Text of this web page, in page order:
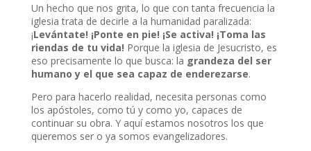
Un hecho que nos grita, lo que con tanta frecuencia la
iglesia trata de decirle a la humanidad paralizada:
¡Levántate! ¡Ponte en pie! ¡Se activa! ¡Toma las
riendas de tu vida! Porque la iglesia de Jesucristo, es
eso precisamente lo que busca: la grandeza del ser
humano y el que sea capaz de enderezarse.
Pero para hacerlo realidad, necesita personas como
los apóstoles, como tú y como yo, capaces de
continuar su obra. Y aquí estamos nosotros los que
queremos ser o ya somos evangelizadores.